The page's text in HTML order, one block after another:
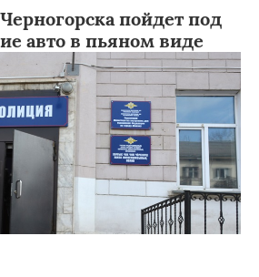
пойдет под
авто в пьяном виде